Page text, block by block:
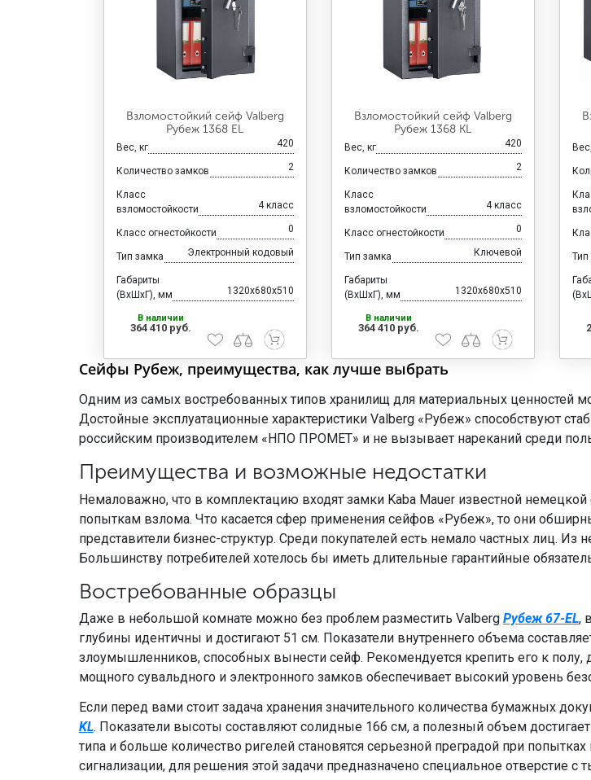
Взломостойкий сейф Valberg
Рубеж 1368 EL
Вес, кг 420
Количество замков 2
Класс
взломостойкости
4 класс
Класс огнестойкости 0
Тип замка Электронный кодовый
Габариты
(ВхШхГ), мм
1320x680x510
В наличии
364 410 руб.
Взломостойкий сейф Valberg
Рубеж 1368 KL
Вес, кг 420
Количество замков 2
Класс
взломостойкости
4 класс
Класс огнестойкости 0
Тип замка Ключевой
Габариты
(ВхШхГ), мм
1320x680x510
В наличии
364 410 руб.
Тип
Сейфы Рубеж, преимущества, как лучше выбрать
Одним из самых востребованных типов хранилищ для материальных ценностей
Достойные эксплуатационные характеристики Valberg «Рубеж» способствуют
российским производителем «НПО ПРОМЕТ» и не вызывает нареканий среди
Преимущества и возможные недостатки
Немаловажно, что в комплектацию входят замки Kaba Mauer известной
попыткам взлома. Что касается сфер применения сейфов «Рубеж», то они
представители бизнес-структур. Среди покупателей есть немало частных лиц.
Большинству потребителей хотелось бы иметь длительные гарантийные
Востребованные образцы
Даже в небольшой комнате можно без проблем разместить Valberg Рубеж 67-EL,
глубины идентичны и достигают 51 см. Показатели внутреннего объема
злоумышленников, способных вынести сейф. Рекомендуется крепить его к полу,
мощного сувальдного и электронного замков обеспечивает высокий уровень
Если перед вами стоит задача хранения значительного количества бумажных
KL. Показатели высоты составляют солидные 166 см, а полезный объем
типа и больше количество ригелей становятся серьезной преградой при
сигнализации, для решения этой задачи предназначено специальное отверстие с